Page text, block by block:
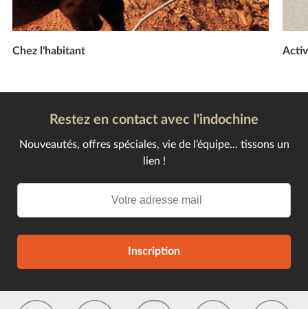
Chez l'habitant
Restez en contact avec l'indochine
Nouveautés, offres spéciales, vie de l’équipe... tissons un
lien !
Inscription